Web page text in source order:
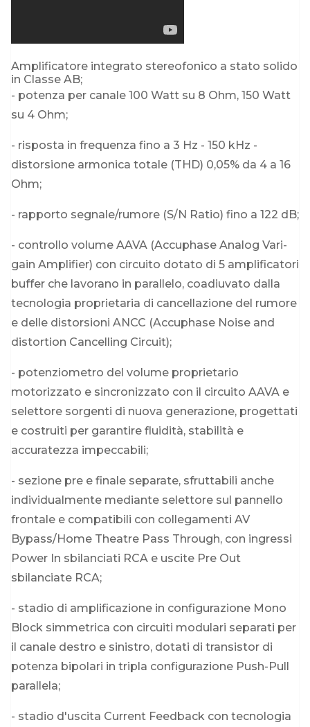
Amplificatore integrato stereofonico a stato solido
in Classe AB;
- potenza per canale 100 Watt su 8 Ohm, 150 Watt
su 4 Ohm;
- risposta in frequenza fino a 3 Hz - 150 kHz -
distorsione armonica totale (THD) 0,05% da 4 a 16
Ohm;
- rapporto segnale/rumore (S/N Ratio) fino a 122 dB;
- controllo volume AAVA (Accuphase Analog Vari-
gain Amplifier) con circuito dotato di 5 amplificatori
buffer che lavorano in parallelo, coadiuvato dalla
tecnologia proprietaria di cancellazione del rumore
e delle distorsioni ANCC (Accuphase Noise and
distortion Cancelling Circuit);
- potenziometro del volume proprietario
motorizzato e sincronizzato con il circuito AAVA e
selettore sorgenti di nuova generazione, progettati
e costruiti per garantire fluidità, stabilità e
accuratezza impeccabili;
- sezione pre e finale separate, sfruttabili anche
individualmente mediante selettore sul pannello
frontale e compatibili con collegamenti AV
Bypass/Home Theatre Pass Through, con ingressi
Power In sbilanciati RCA e uscite Pre Out
sbilanciate RCA;
- stadio di amplificazione in configurazione Mono
Block simmetrica con circuiti modulari separati per
il canale destro e sinistro, dotati di transistor di
potenza bipolari in tripla configurazione Push-Pull
parallela;
- stadio d'uscita Current Feedback con tecnologia